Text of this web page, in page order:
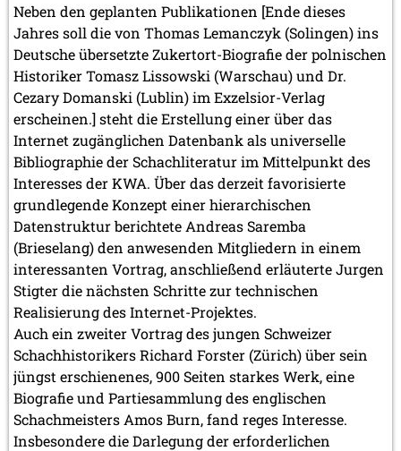
Neben den geplanten Publikationen [Ende dieses
Jahres soll die von Thomas Lemanczyk (Solingen) ins
Deutsche übersetzte Zukertort-Biografie der polnischen
Historiker Tomasz Lissowski (Warschau) und Dr.
Cezary Domanski (Lublin) im Exzelsior-Verlag
erscheinen.] steht die Erstellung einer über das
Internet zugänglichen Datenbank als universelle
Bibliographie der Schachliteratur im Mittelpunkt des
Interesses der KWA. Über das derzeit favorisierte
grundlegende Konzept einer hierarchischen
Datenstruktur berichtete Andreas Saremba
(Brieselang) den anwesenden Mitgliedern in einem
interessanten Vortrag, anschließend erläuterte Jurgen
Stigter die nächsten Schritte zur technischen
Realisierung des Internet-Projektes.
Auch ein zweiter Vortrag des jungen Schweizer
Schachhistorikers Richard Forster (Zürich) über sein
jüngst erschienenes, 900 Seiten starkes Werk, eine
Biografie und Partiesammlung des englischen
Schachmeisters Amos Burn, fand reges Interesse.
Insbesondere die Darlegung der erforderlichen